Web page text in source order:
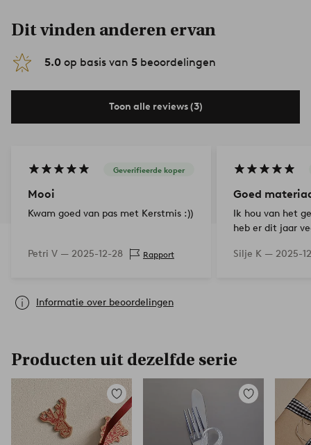
Dit vinden anderen ervan
5.0 op basis van 5 beoordelingen
Toon alle reviews (3)
Geverifieerde koper
Mooi
Kwam goed van pas met Kerstmis :))
Petri V — 2025-12-28 Rapport
Goed
Ik hou van het
heb er dit jaar
heb nog steeds
Silje K — 2025-
Informatie over beoordelingen
Producten uit dezelfde serie
Toevoegen
aan
favorieten
Toevoegen
favorieten